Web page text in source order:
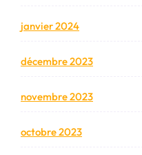
janvier 2024
décembre 2023
novembre 2023
octobre 2023